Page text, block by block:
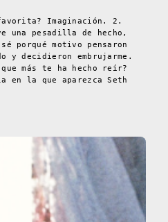
Imaginación. 2.
una pesadilla de hecho,
porqué motivo pensaron
y decidieron embrujarme.
más te ha hecho reír?
en la que aparezca Seth